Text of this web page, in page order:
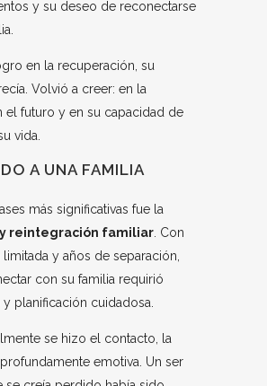
y su deseo de reconectarse
en la recuperación, su
Volvió a creer: en la
el futuro y en su capacidad de
vida.
A UNA FAMILIA
más significativas fue la
reintegración familiar . Con
y años de separación,
con su familia requirió
planificación cuidadosa.
se hizo el contacto, la
emotiva. Un ser